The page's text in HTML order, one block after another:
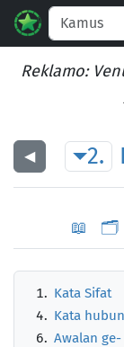
Reklamo:
◀︎ 2.
📖 🗂️
Kata Sifat
Kata
Awalan ge-